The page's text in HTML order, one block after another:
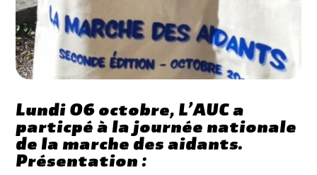
Lundi 06 octobre, L’AUC a
particpé à la journée nationale
de la marche des aidants.
Présentation :